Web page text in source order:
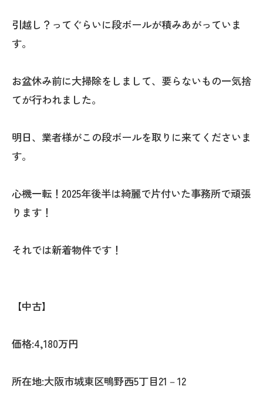
引越し？ってぐらいに段ボールが積みあがっていま
す。
お盆休み前に大掃除をしまして、要らないもの一気捨
てが行われました。
明日、業者様がこの段ボールを取りに来てくださいま
す。
心機一転！2025年後半は綺麗で片付いた事務所で頑張
ります！
それでは新着物件です！
【中古】
価格:4,180万円
所在地:大阪市城東区鴫野西5丁目21－12